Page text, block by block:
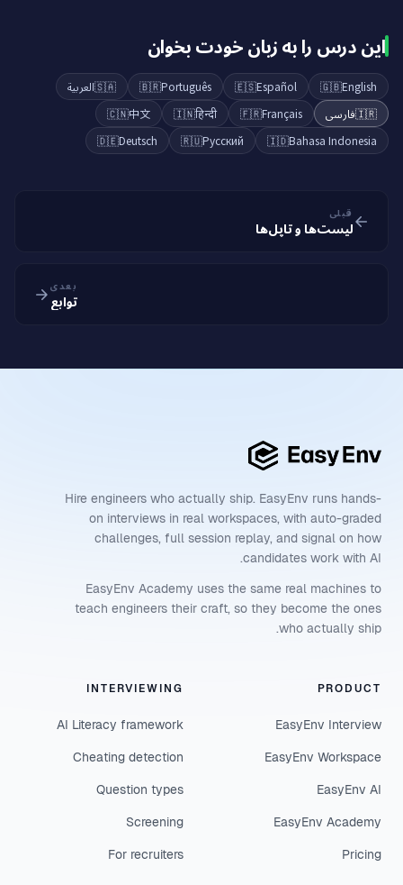
این درس را به زبان خودت بخوان
🇬🇧English
🇪🇸Español
🇧🇷Português
🇸🇦العربية
🇮🇷فارسی 🇫🇷Français
🇮🇳हिन्दी
🇨🇳中文
🇮🇩Bahasa Indonesia
🇷🇺Русский
🇩🇪Deutsch
قبلی
لیست‌ها و تاپل‌ها
بعدی
توابع
Hire engineers who actually ship. EasyEnv runs hands-
on interviews in real workspaces, with auto-graded
challenges, full session replay, and signal on how
candidates work with AI.
EasyEnv Academy uses the same real machines to
teach engineers their craft, so they become the ones
who actually ship.
PRODUCT
EasyEnv Interview
EasyEnv Workspace
EasyEnv AI
EasyEnv Academy
Pricing
INTERVIEWING
AI Literacy framework
Cheating detection
Question types
Screening
For recruiters